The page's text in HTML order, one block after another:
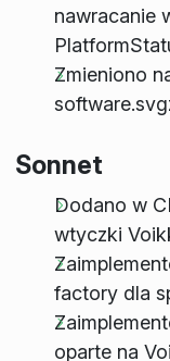
nawracanie
Zmieniono
Sonnet
Dodano w
wtyczki
factory dla
oparte na